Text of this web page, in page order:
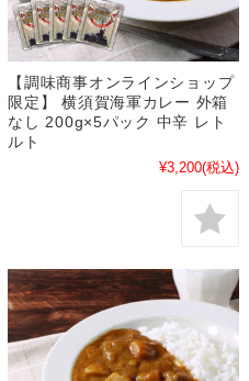
【調味商事オンラインショップ
限定】 横須賀海軍カレー 外箱
なし 200g×5パック 中辛 レト
ルト
¥3,200(税込)